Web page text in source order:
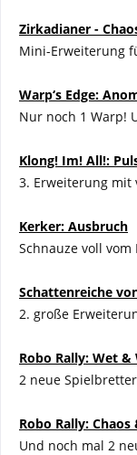
Zirkadianer -
Mini-Erweiterung
Warp‘s Edge:
Nur noch 1 Warp!
Klong! Im! All!:
3. Erweiterung mit
Kerker: Ausbruch
Schnauze voll vom
Schattenreiche
2. große
Robo Rally: Wet &
2 neue
Robo Rally: Chaos
Und noch mal 2